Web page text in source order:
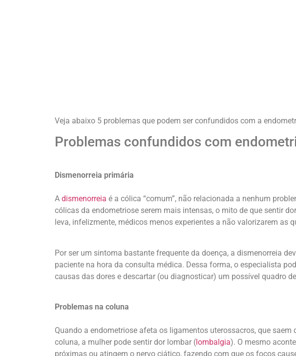
Veja abaixo 5 problemas que podem ser confundidos com a
Problemas confundidos com
Dismenorreia primária
A dismenorreia é a cólica “comum”, não relacionada a nenhum
cólicas da endometriose serem mais intensas, o mito de que sentir
leva, infelizmente, médicos menos experientes a não valorizarem as
Por ser um sintoma bastante frequente da doença, a dismenorreia
paciente na hora da consulta médica. Dessa forma, o especialista
causas das dores e descartar (ou diagnosticar) um possível quadro
Problemas na coluna
Quando a endometriose afeta os ligamentos uterossacros, que saem
coluna, a mulher pode sentir dor lombar ( lombalgia). O mesmo
próximas ou atingem o nervo ciático, fazendo com que os focos